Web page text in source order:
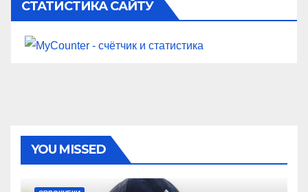
СТАТИСТИКА САЙТУ
YOU MISSED